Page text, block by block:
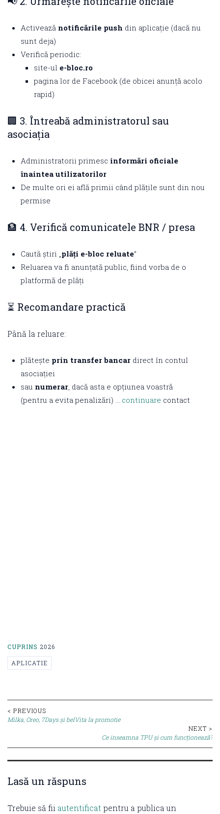
Activează notificările push din aplicație (dacă nu
sunt deja)
Verifică periodic:
site-ul e-bloc.ro
pagina lor de Facebook (de obicei anunță acolo
rapid)
🏢 3. Întreabă administratorul sau
asociația
Administratorii primesc informări oficiale
înaintea utilizatorilor
De multe ori ei află primii când plățile sunt din nou
permise
🏦 4. Verifică comunicatele BNR / presa
Caută știri „plăți e-bloc reluate”
Reluarea va fi anunțată public, fiind vorba de o
platformă de plăți
⏳ Recomandare practică
Până la reluare:
plătește prin transfer bancar direct în contul
asociației
sau numerar, dacă asta e opțiunea voastră
(pentru a evita penalizări) … continuare contact
CUPRINS 2026
APLICATIE
Post
< PREVIOUS
Milka, Oreo, 7Days și belVita la promotie
NEXT >
Ce inseamna TPU și cum funcționează?
Lasă un răspuns
Trebuie să fii autentificatpentru a publica un